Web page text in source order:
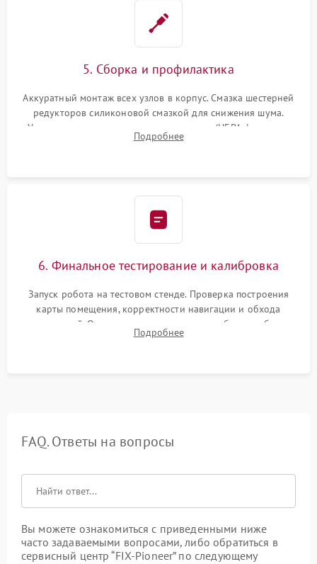
5. Сборка и профилактика
Аккуратный монтаж всех узлов в корпус. Смазка шестерней
редукторов силиконовой смазкой для снижения шума.
Установка новых расходных материалов (HEPA-фильтров,
микрофибры, щеток). Надежная фиксация разъемов и
Подробнее
6. Финальное тестирование и калибровка
Запуск робота на тестовом стенде. Проверка построения
карты помещения, корректности навигации и обхода
препятствий. Оценка силы всасывания и работы турбины.
Тестирование автоматического возврата на док-станцию и
Подробнее
FAQ. Ответы на вопросы
Вы можете ознакомиться с приведенными ниже
часто задаваемыми вопросами, либо обратиться в
сервисный центр “FIX-Pioneer” по следующему